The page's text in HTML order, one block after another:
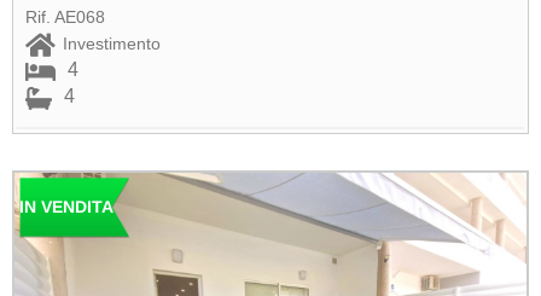
Rif. AE068
Investimento
4
4
IN VENDITA